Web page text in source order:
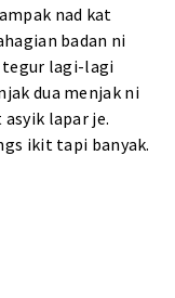
nad kat
badan ni
tegur lagi-lagi
dua menjak ni
lapar je.
ikit tapi banyak.